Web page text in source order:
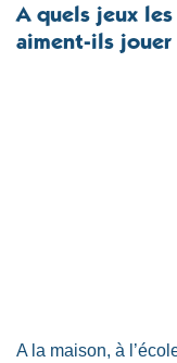
A quels jeux
aiment-ils jouer
A la maison, à